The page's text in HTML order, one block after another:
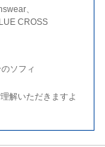
、
CROSS
ソフィ
解いただきますよ